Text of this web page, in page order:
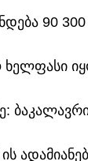
90
ხელფასი